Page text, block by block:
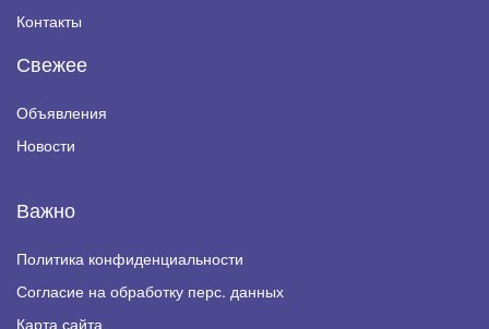
Контакты
Свежее
Объявления
Новости
Важно
Политика конфиденциальности
Согласие на обработку перс. данных
Карта сайта